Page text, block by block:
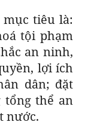
tiêu là:
tội phạm
an ninh,
lợi ích
dân; đặt
tổng thể an
nước.